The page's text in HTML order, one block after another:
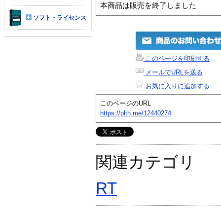
本商品は販売を終了しました
このページを印刷する
メールでURLを送る
お気に入りに追加する
このページのURL
https://plth.me/12440274
関連カテゴリ
RT
ソフト・ライセンス